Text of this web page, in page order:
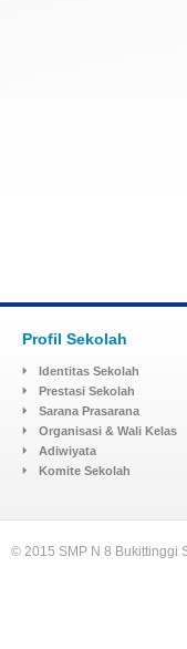
Profil Sekolah
Identitas Sekolah
Prestasi Sekolah
Sarana Prasarana
Organisasi & Wali Kelas
Adiwiyata
Komite Sekolah
© 2015 SMP N 8 Bukittinggi